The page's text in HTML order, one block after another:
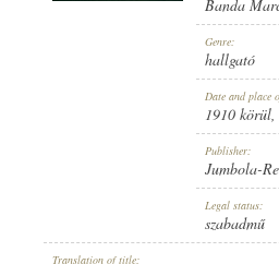
JUMBOLA-RECORD
Banda
Genre:
hallgató
Date and place
1910 körül,
Publisher:
Jumbola-
Legal status:
szabadmű
Translation of title: